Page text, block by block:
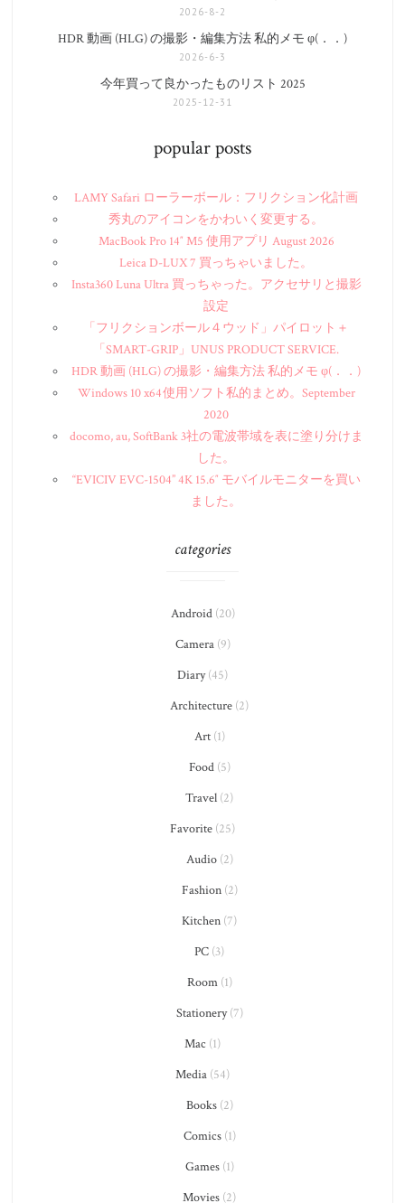
2026-8-2
HDR 動画 (HLG) の撮影・編集方法 私的メモ φ(．．)
2026-6-3
今年買って良かったものリスト 2025
2025-12-31
popular posts
LAMY Safari ローラーボール：フリクション化計画
秀丸のアイコンをかわいく変更する。
MacBook Pro 14″ M5 使用アプリ August 2026
Leica D-LUX 7 買っちゃいました。
Insta360 Luna Ultra 買っちゃった。アクセサリと撮影
設定
「フリクションボール４ウッド」パイロット＋
「SMART-GRIP」UNUS PRODUCT SERVICE.
HDR 動画 (HLG) の撮影・編集方法 私的メモ φ(．．)
Windows 10 x64 使用ソフト私的まとめ。September
2020
docomo, au, SoftBank 3社の電波帯域を表に塗り分けま
した。
“EVICIV EVC-1504” 4K 15.6″ モバイルモニターを買い
ました。
categories
Android(20)
Camera(9)
Diary(45)
Architecture (2)
Art(1)
Food(5)
Travel (2)
Favorite (25)
Audio(2)
Fashion(2)
Kitchen (7)
PC (3)
Room(1)
Stationery(7)
Mac (1)
Media (54)
Books(2)
Comics(1)
Games(1)
Movies (2)